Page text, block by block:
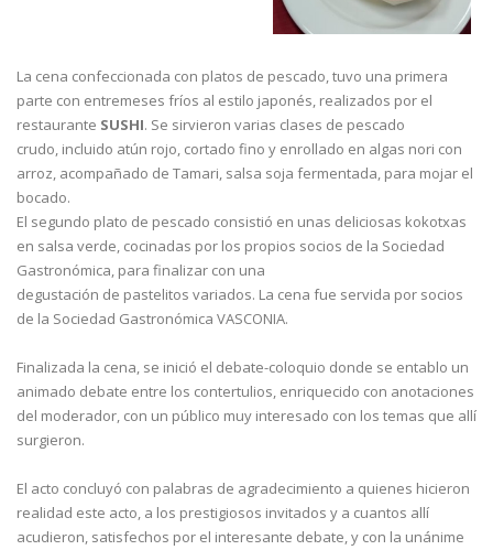
La cena confeccionada con platos de pescado, tuvo una primera
parte con entremeses fríos al estilo japonés, realizados por el
restaurante SUSHI. Se sirvieron varias clases de pescado
crudo, incluido atún rojo, cortado fino y enrollado en algas nori con
arroz, acompañado de Tamari, salsa soja fermentada, para mojar el
bocado.
El segundo plato de pescado consistió en unas deliciosas kokotxas
en salsa verde, cocinadas por los propios socios de la Sociedad
Gastronómica, para finalizar con una
degustación de pastelitos variados. La cena fue servida por socios
de la Sociedad Gastronómica VASCONIA.
Finalizada la cena, se inició el debate-coloquio donde se entablo un
animado debate entre los contertulios, enriquecido con anotaciones
del moderador, con un público muy interesado con los temas que allí
surgieron.
El acto concluyó con palabras de agradecimiento a quienes hicieron
realidad este acto, a los prestigiosos invitados y a cuantos allí
acudieron, satisfechos por el interesante debate, y con la unánime